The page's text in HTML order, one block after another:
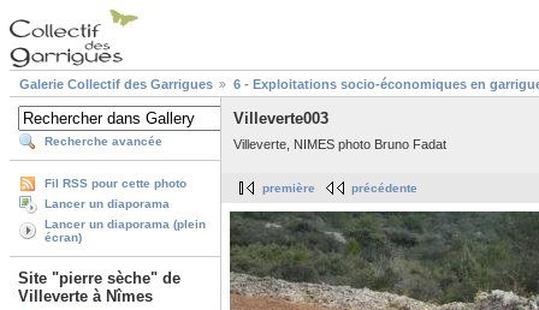
Galerie Collectif des Garrigues 6 - Exploitations socio-économiques en
Recherche avancée
Fil RSS pour cette photo
Lancer un diaporama
Lancer un diaporama (plein
écran)
Site "pierre sèche" de
Villeverte à Nîmes
Villeverte003
Villeverte, NIMES photo Bruno Fadat
première précédente